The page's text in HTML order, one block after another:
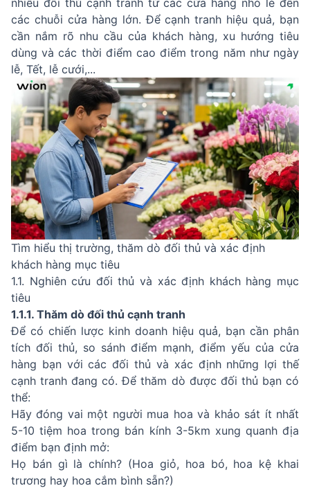
nhiều đối thủ cạnh tranh từ các cửa hàng nhỏ lẻ đến
các chuỗi cửa hàng lớn. Để cạnh tranh hiệu quả, bạn
cần nắm rõ nhu cầu của khách hàng, xu hướng tiêu
dùng và các thời điểm cao điểm trong năm như ngày
lễ, Tết, lễ cưới,...
Tìm hiểu thị trường, thăm dò đối thủ và xác định
khách hàng mục tiêu
1.1. Nghiên cứu đối thủ và xác định khách hàng mục
tiêu
1.1.1. Thăm dò đối thủ cạnh tranh
Để có chiến lược kinh doanh hiệu quả, bạn cần phân
tích đối thủ, so sánh điểm mạnh, điểm yếu của cửa
hàng bạn với các đối thủ và xác định những lợi thế
cạnh tranh đang có. Để thăm dò được đối thủ bạn có
thể:
Hãy đóng vai một người mua hoa và khảo sát ít nhất
5-10 tiệm hoa trong bán kính 3-5km xung quanh địa
điểm bạn định mở:
Họ bán gì là chính? (Hoa giỏ, hoa bó, hoa kệ khai
trương hay hoa cắm bình sẵn?)